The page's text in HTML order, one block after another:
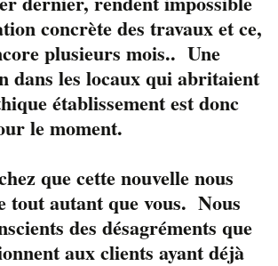
et reconnu
ainsi que
tone » très
c’est un
talent
Il soutien
depuis au
ans! Très à
c’est
concrète des travaux et ce,
plusieurs mois.. Une
dans les locaux qui abritaient
établissement est donc
pour le moment.
que cette nouvelle nous
tout autant que vous. Nous
des désagréments que
aux clients ayant déjà